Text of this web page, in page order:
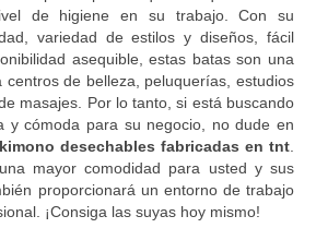
de higiene en su trabajo. Con su
variedad de estilos y diseños, fácil
asequible, estas batas son una
centros de belleza, peluquerías, estudios
masajes. Por lo tanto, si está buscando
y cómoda para su negocio, no dude en
desechables fabricadas en tnt.
mayor comodidad para usted y sus
proporcionará un entorno de trabajo
¡Consiga las suyas hoy mismo!